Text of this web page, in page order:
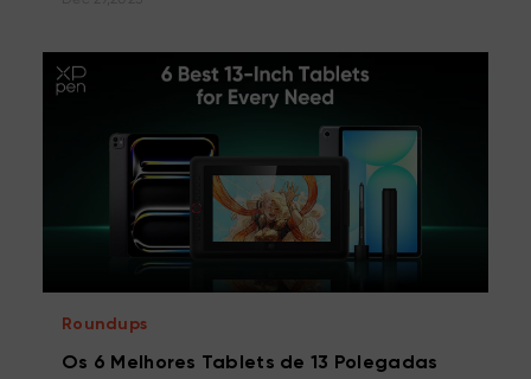
Roundups
Os 6 Melhores Tablets de 13 Polegadas